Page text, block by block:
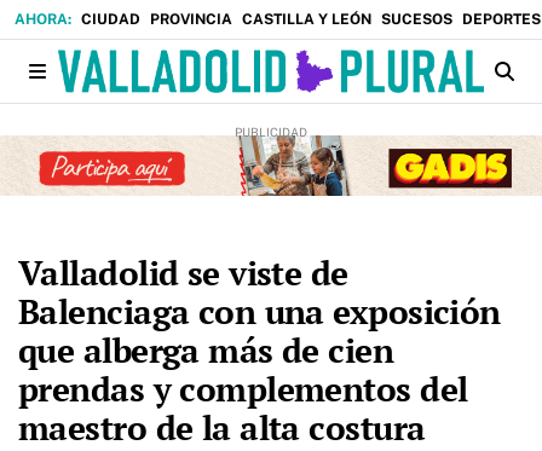
CIUDAD PROVINCIA CASTILLA Y LEÓN SUCESOS DEPORTES
Valladolid se viste de
Balenciaga con una exposición
que alberga más de cien
prendas y complementos del
maestro de la alta costura